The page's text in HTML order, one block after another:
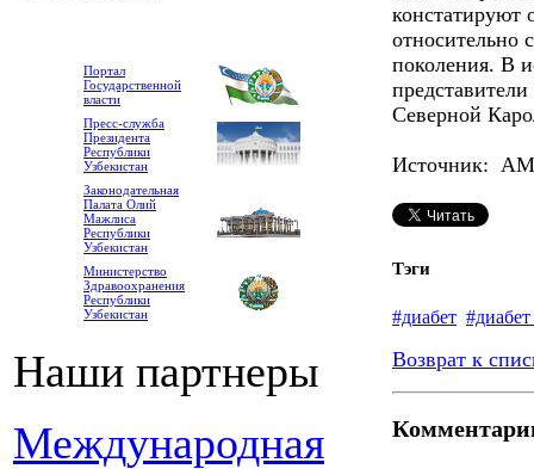
Портал
Государственной
власти
Пресс-служба
Президента
Республики
Узбекистан
Законодательная
Палата Олий
Мажлиса
Республики
Узбекистан
Министерство
Здравоохранения
Республики
Узбекистан
Наши партнеры
Международная
констатируют
относительно
поколения. В
Северной
Источник:
Тэги
#диабет
Возврат к